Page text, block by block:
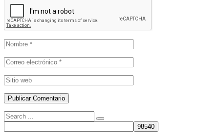
Búsqueda
de: